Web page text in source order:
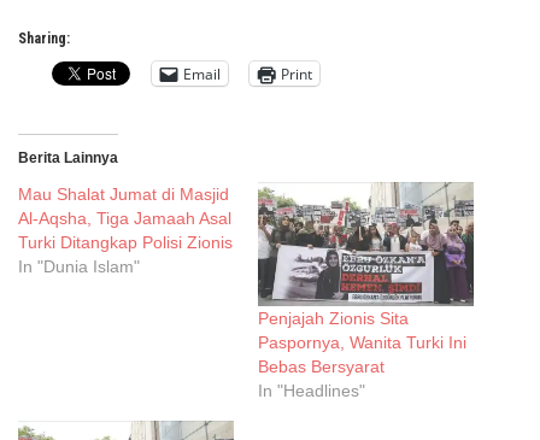
Sharing:
Email Print
Berita Lainnya
Mau Shalat Jumat di Masjid
Al-Aqsha, Tiga Jamaah Asal
Turki Ditangkap Polisi Zionis
In "Dunia Islam"
Penjajah Zionis Sita
Paspornya, Wanita Turki Ini
Bebas Bersyarat
In "Headlines"